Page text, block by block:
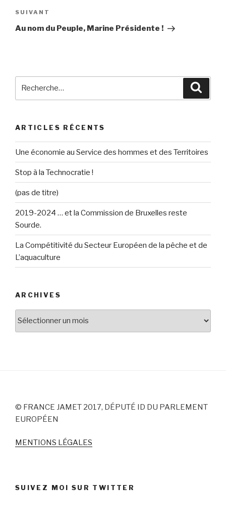
Article
suivant
SUIVANT
Au nom du Peuple, Marine Présidente !
ARTICLES RÉCENTS
Une économie au Service des hommes et des Territoires
Stop à la Technocratie !
(pas de titre)
2019-2024 … et la Commission de Bruxelles reste
Sourde.
La Compétitivité du Secteur Européen de la pêche et de
L’aquaculture
ARCHIVES
Archives
© FRANCE JAMET 2017, DÉPUTÉ ID DU PARLEMENT
EUROPÉEN
MENTIONS LÉGALES
SUIVEZ MOI SUR TWITTER